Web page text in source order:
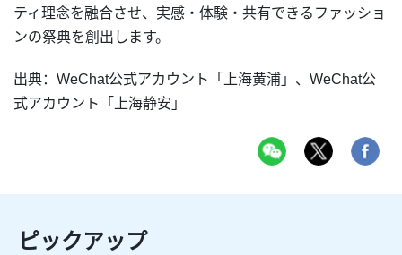
ティ理念を融合させ、実感・体験・共有できるファッショ
ンの祭典を創出します。
出典：WeChat公式アカウント「上海黄浦」、WeChat公
式アカウント「上海静安」
ピックアップ